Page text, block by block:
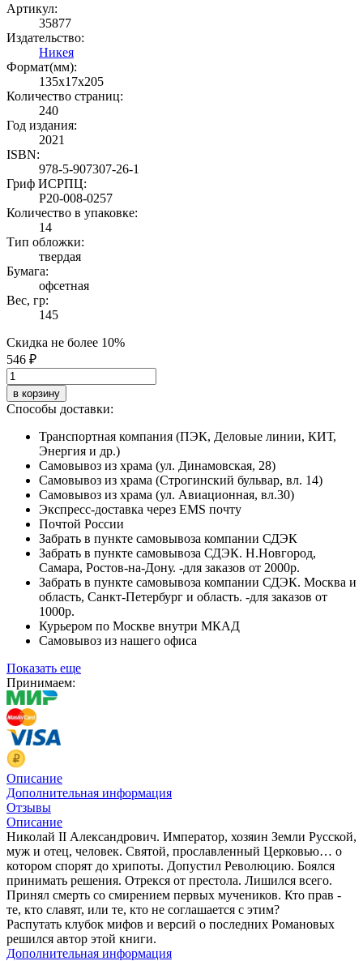
Артикул:
35877
Издательство:
Никея
Формат(мм):
135x17x205
Количество страниц:
240
Год издания:
2021
ISBN:
978-5-907307-26-1
Гриф ИСРПЦ:
Р20-008-0257
Количество в упаковке:
14
Тип обложки:
твердая
Бумага:
офсетная
Вес, гр:
145
Скидка не более 10%
546 ₽
в корзину
Способы доставки:
Транспортная компания (ПЭК, Деловые линии, КИТ,
Энергия и др.)
Самовывоз из храма (ул. Динамовская, 28)
Самовывоз из храма (Строгинский бульвар, вл. 14)
Самовывоз из храма (ул. Авиационная, вл.30)
Экспресс-доставка через EMS почту
Почтой России
Забрать в пункте самовывоза компании СДЭК
Забрать в пункте самовывоза СДЭК. Н.Новгород,
Самара, Ростов-на-Дону. -для заказов от 2000р.
Забрать в пункте самовывоза компании СДЭК. Москва и
область, Санкт-Петербург и область. -для заказов от
1000р.
Курьером по Москве внутри МКАД
Самовывоз из нашего офиса
Показать еще
Принимаем:
Описание
Дополнительная информация
Отзывы
Описание
Николай II Александрович. Император, хозяин Земли Русской,
муж и отец, человек. Святой, прославленный Церковью… о
котором спорят до хрипоты. Допустил Революцию. Боялся
принимать решения. Отрекся от престола. Лишился всего.
Принял смерть со смирением первых мучеников. Кто прав -
те, кто славят, или те, кто не соглашается с этим?
Распутать клубок мифов и версий о последних Романовых
решился автор этой книги.
Дополнительная информация